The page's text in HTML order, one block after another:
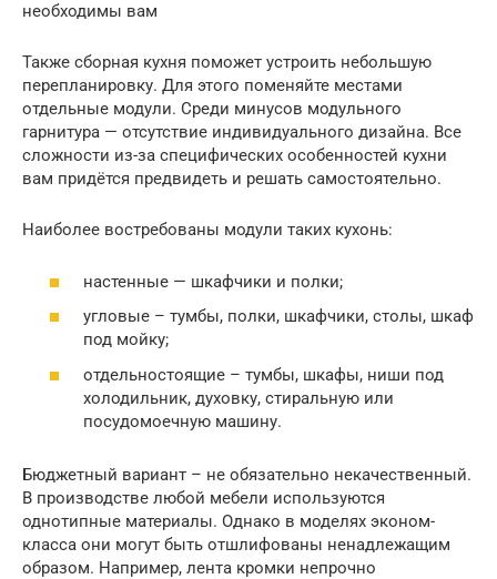
необходимы вам
Также сборная кухня поможет устроить небольшую
перепланировку. Для этого поменяйте местами
отдельные модули. Среди минусов модульного
гарнитура — отсутствие индивидуального дизайна. Все
сложности из-за специфических особенностей кухни
вам придётся предвидеть и решать самостоятельно.
Наиболее востребованы модули таких кухонь:
настенные — шкафчики и полки;
угловые – тумбы, полки, шкафчики, столы, шкаф
под мойку;
отдельностоящие – тумбы, шкафы, ниши под
холодильник, духовку, стиральную или
посудомоечную машину.
Бюджетный вариант – не обязательно некачественный.
В производстве любой мебели используются
однотипные материалы. Однако в моделях эконом-
класса они могут быть отшлифованы ненадлежащим
образом. Например, лента кромки непрочно